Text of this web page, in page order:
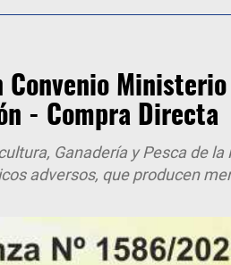
Convenio
- Compra Directa
Ganadería y Pesca de
adversos, que producen